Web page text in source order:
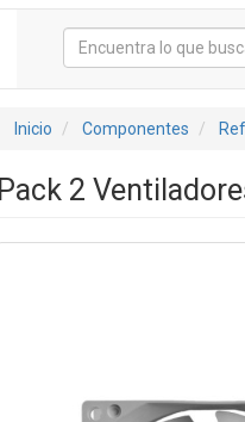
Inicio Componentes
Pack 2